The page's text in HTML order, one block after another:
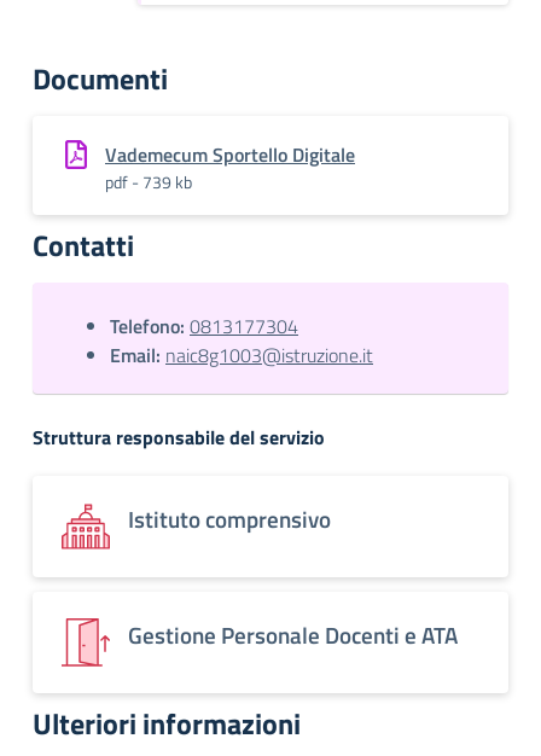
Documenti
Vademecum Sportello Digitale
pdf - 739 kb
Contatti
Telefono: 0813177304
Email: naic8g1003@istruzione.it
Struttura responsabile del servizio
Istituto comprensivo
Gestione Personale Docenti e ATA
Ulteriori informazioni